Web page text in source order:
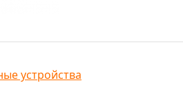
устройства